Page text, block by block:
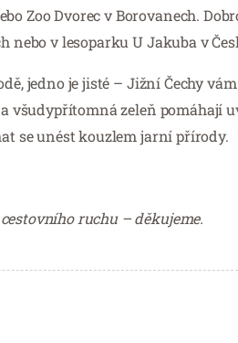
Zoo Dvorec v Borovanech.
v lesoparku U Jakuba v
jedno je jisté – Jižní Čechy
všudypřítomná zeleň pomáhají
se unést kouzlem jarní přírody.
ruchu – děkujeme.